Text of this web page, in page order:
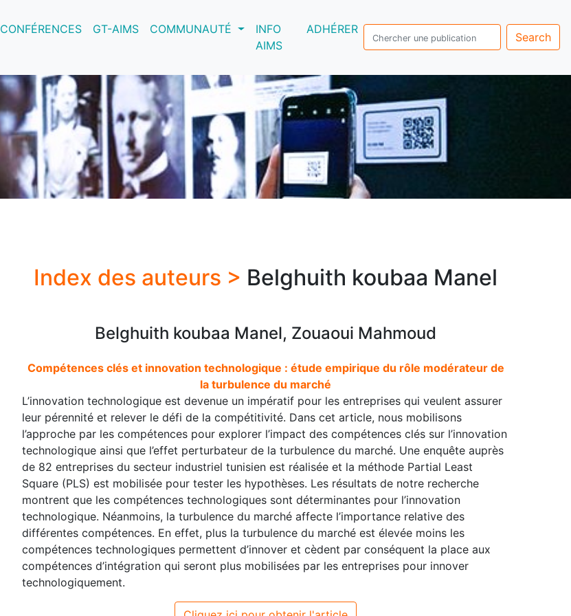
CONFÉRENCES GT-AIMS COMMUNAUTÉ
INFO
AIMS
ADHÉRER
Search
Index des auteurs > Belghuith koubaa Manel
Belghuith koubaa Manel, Zouaoui Mahmoud
Compétences clés et innovation technologique : étude empirique du rôle modérateur de
la turbulence du marché
L’innovation technologique est devenue un impératif pour les entreprises qui veulent assurer
leur pérennité et relever le défi de la compétitivité. Dans cet article, nous mobilisons
l’approche par les compétences pour explorer l’impact des compétences clés sur l’innovation
technologique ainsi que l’effet perturbateur de la turbulence du marché. Une enquête auprès
de 82 entreprises du secteur industriel tunisien est réalisée et la méthode Partial Least
Square (PLS) est mobilisée pour tester les hypothèses. Les résultats de notre recherche
montrent que les compétences technologiques sont déterminantes pour l’innovation
technologique. Néanmoins, la turbulence du marché affecte l’importance relative des
différentes compétences. En effet, plus la turbulence du marché est élevée moins les
compétences technologiques permettent d’innover et cèdent par conséquent la place aux
compétences d’intégration qui seront plus mobilisées par les entreprises pour innover
technologiquement.